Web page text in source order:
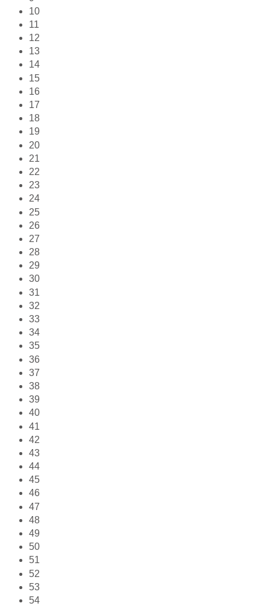
10
11
12
13
14
15
16
17
18
19
20
21
22
23
24
25
26
27
28
29
30
31
32
33
34
35
36
37
38
39
40
41
42
43
44
45
46
47
48
49
50
51
52
53
54